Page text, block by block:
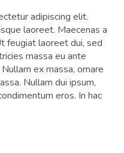
adipiscing elit.
laoreet. Maecenas a
feugiat laoreet dui, sed
massa eu ante
ex massa, ornare
Nullam dui ipsum,
eros. In hac